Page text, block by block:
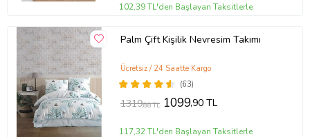
102,39 TL'den Başlayan Taksitlerle
Palm Çift Kişilik Nevresim Takımı
(63)
Ücretsiz / 24 Saatte Kargo
1319,88 TL 1099,90 TL
117,32 TL'den Başlayan Taksitlerle